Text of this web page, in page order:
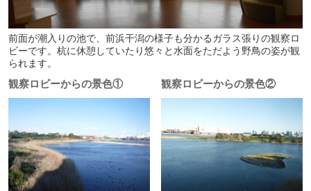
前面が潮入りの池で、前浜干潟の様子も分かるガラス張りの観察ロ
ビーです。杭に休憩していたり悠々と水面をただよう野鳥の姿が観
られます。
観察ロビーからの景色① 観察ロビーからの景色②